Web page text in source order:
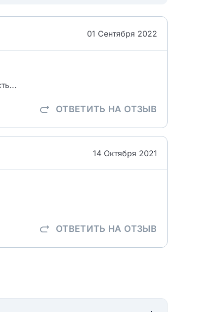
01 Сентября 2022
ОТВЕТИТЬ НА ОТЗЫВ
14 Октября 2021
ОТВЕТИТЬ НА ОТЗЫВ